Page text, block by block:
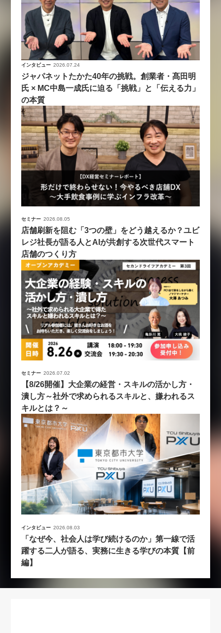
インタビュー 2026.07.24
ジャパネットたかた40年の挑戦。創業者・髙田明
氏 × MC中島一成氏に迫る「挑戦」と「伝える力」
の本質
セミナー 2026.08.05
店舗刷新を阻む「3つの壁」をどう越えるか？ユビ
レジ社長が語る人とAIが共創する次世代スマート
店舗のつくり方
セミナー 2026.07.02
【8/26開催】大企業の経営・スキルの活かし方・
潰し方～社外で求められるスキルと、嫌われるス
キルとは？～
インタビュー 2026.08.03
「なぜ今、社会人は学び続けるのか」第一線で活
躍する二人が語る、実務に生きる学びの本質【前
編】